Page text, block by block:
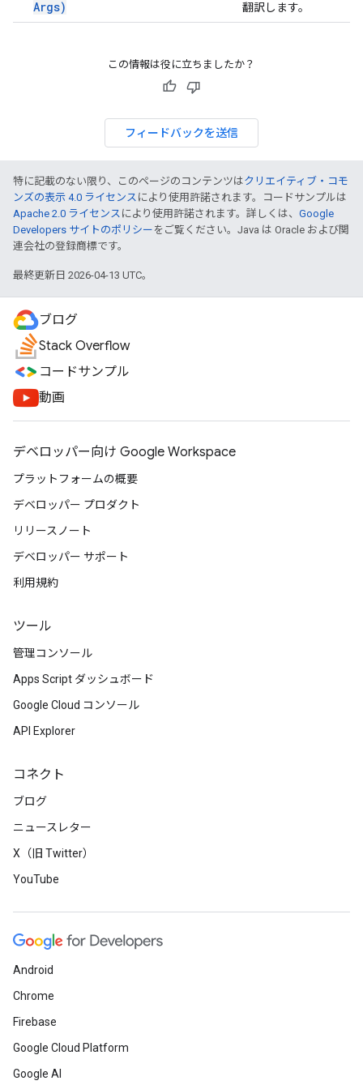
Args)
翻訳します。
この情報は役に立ちましたか？
フィードバックを送信
特に記載のない限り、このページのコンテンツはクリエイティブ・コモ
ンズの表示 4.0 ライセンス により使用許諾されます。コードサンプルは
Apache 2.0 ライセンス により使用許諾されます。詳しくは、 Google
Developers サイトのポリシー をご覧ください。Java は Oracle および関
連会社の登録商標です。
最終更新日 2026-04-13 UTC。
ブログ
Stack Overflow
コードサンプル
動画
デベロッパー向け Google Workspace
プラットフォームの概要
デベロッパー プロダクト
リリースノート
デベロッパー サポート
利用規約
ツール
管理コンソール
Apps Script ダッシュボード
Google Cloud コンソール
API Explorer
コネクト
ブログ
ニュースレター
X（旧 Twitter）
YouTube
Android
Chrome
Firebase
Google Cloud Platform
Google AI